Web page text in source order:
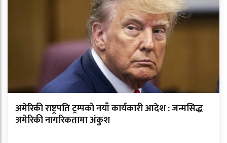
अमेरिकी राष्ट्रपति ट्रम्पको नयाँ कार्यकारी आदेश : जन्मसिद्ध
अमेरिकी नागरिकतामा अंकुश